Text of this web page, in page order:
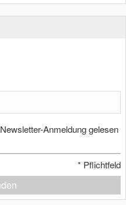
Anmeldung gelesen
* Pflichtfeld